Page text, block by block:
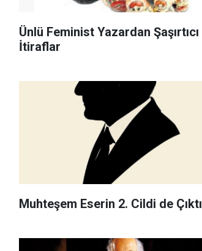
Ünlü Feminist Yazardan Şaşırtıcı
İtiraflar
Muhteşem Eserin 2. Cildi de Çıktı